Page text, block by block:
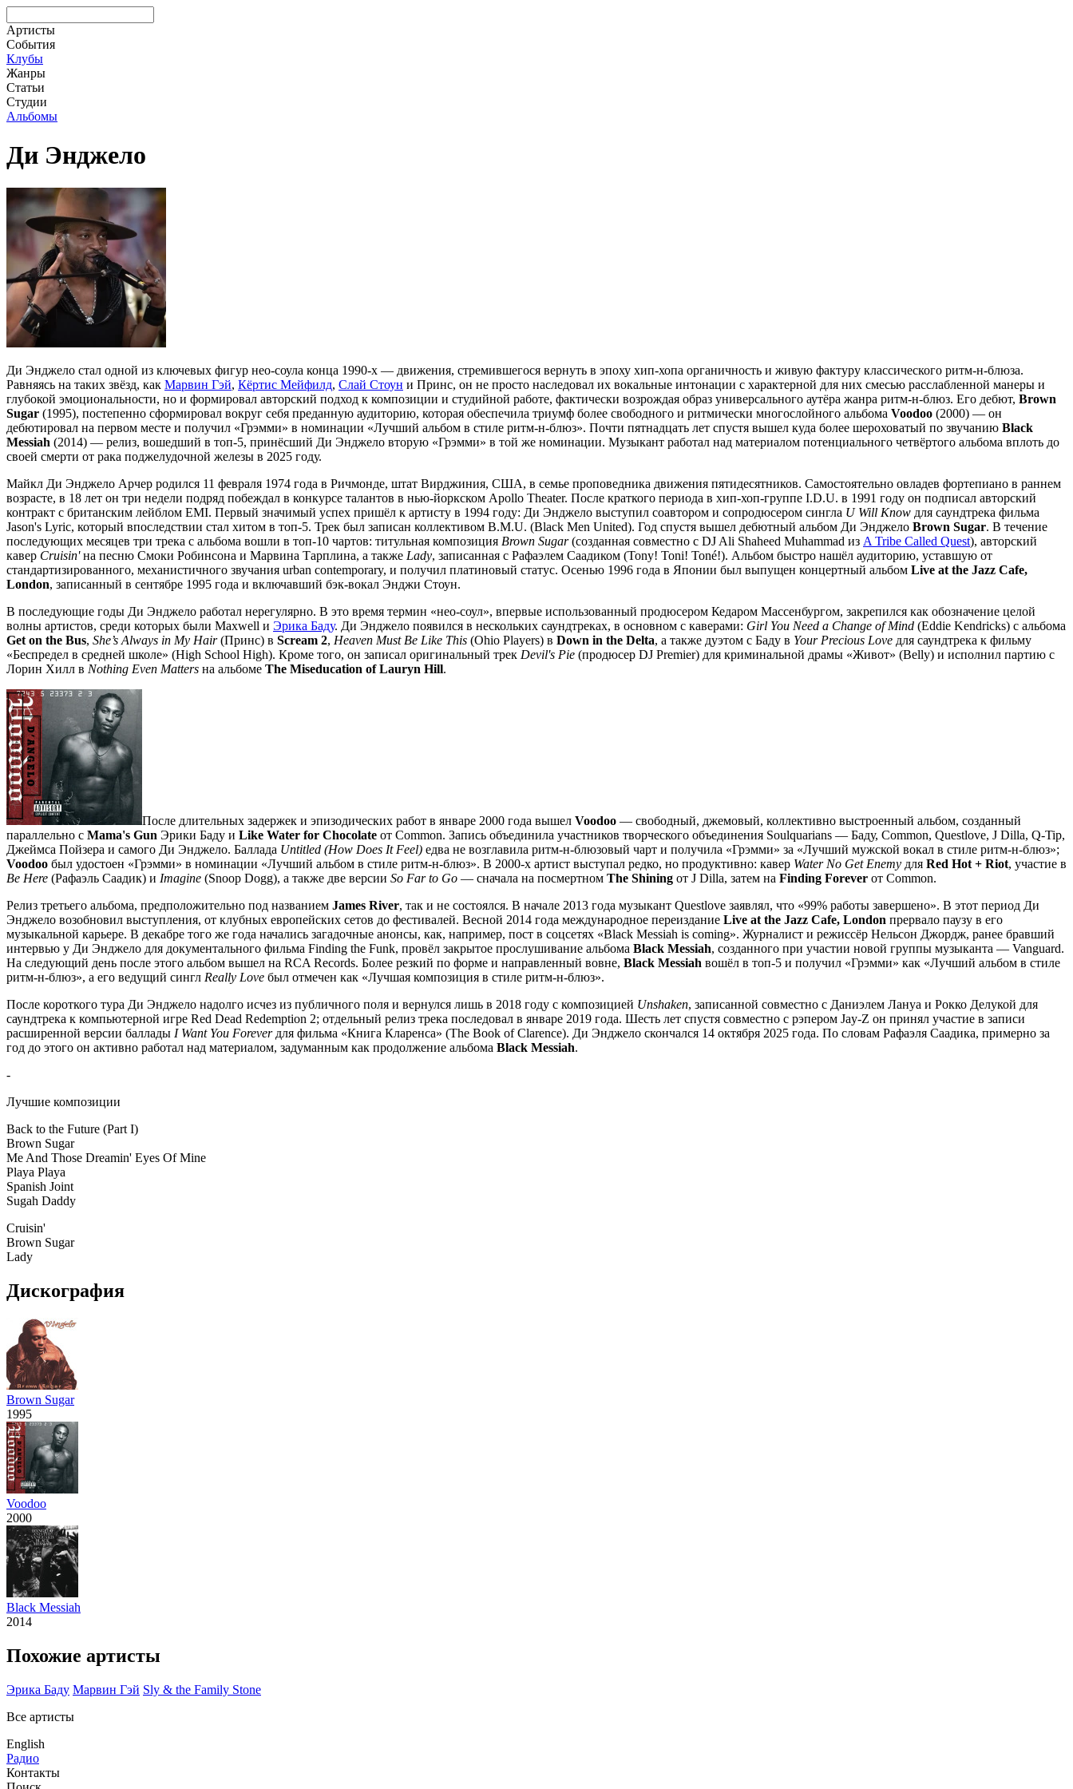
Артисты
События
Клубы
Жанры
Статьи
Студии
Альбомы
Ди Энджело
Ди Энджело стал одной из ключевых фигур нео-соула конца 1990-х — движения, стремившегося вернуть в эпоху хип-хопа органичность и живую фактуру классического ритм-н-блюза.
Равняясь на таких звёзд, как Марвин Гэй, Кёртис Мейфилд, Слай Стоун и Принс, он не просто наследовал их вокальные интонации с характерной для них смесью расслабленной манеры и
глубокой эмоциональности, но и формировал авторский подход к композиции и студийной работе, фактически возрождая образ универсального аутёра жанра ритм-н-блюз. Его дебют, Brown
Sugar (1995), постепенно сформировал вокруг себя преданную аудиторию, которая обеспечила триумф более свободного и ритмически многослойного альбома Voodoo (2000) — он
дебютировал на первом месте и получил «Грэмми» в номинации «Лучший альбом в стиле ритм-н-блюз». Почти пятнадцать лет спустя вышел куда более шероховатый по звучанию Black
Messiah (2014) — релиз, вошедший в топ-5, принёсший Ди Энджело вторую «Грэмми» в той же номинации. Музыкант работал над материалом потенциального четвёртого альбома вплоть до
своей смерти от рака поджелудочной железы в 2025 году.
Майкл Ди Энджело Арчер родился 11 февраля 1974 года в Ричмонде, штат Вирджиния, США, в семье проповедника движения пятидесятников. Самостоятельно овладев фортепиано в раннем
возрасте, в 18 лет он три недели подряд побеждал в конкурсе талантов в нью-йоркском Apollo Theater. После краткого периода в хип-хоп-группе I.D.U. в 1991 году он подписал авторский
контракт с британским лейблом EMI. Первый значимый успех пришёл к артисту в 1994 году: Ди Энджело выступил соавтором и сопродюсером сингла U Will Know для саундтрека фильма
Jason's Lyric, который впоследствии стал хитом в топ-5. Трек был записан коллективом B.M.U. (Black Men United). Год спустя вышел дебютный альбом Ди Энджело Brown Sugar. В течение
последующих месяцев три трека с альбома вошли в топ-10 чартов: титульная композиция Brown Sugar(созданная совместно с DJ Ali Shaheed Muhammad из A Tribe Called Quest), авторский
кавер Cruisin'на песню Смоки Робинсона и Марвина Тарплина, а также Lady, записанная с Рафаэлем Саадиком (Tony! Toni! Toné!). Альбом быстро нашёл аудиторию, уставшую от
стандартизированного, механистичного звучания urban contemporary, и получил платиновый статус. Осенью 1996 года в Японии был выпущен концертный альбом Live at the Jazz Cafe,
London, записанный в сентябре 1995 года и включавший бэк-вокал Энджи Стоун.
В последующие годы Ди Энджело работал нерегулярно. В это время термин «нео-соул», впервые использованный продюсером Кедаром Массенбургом, закрепился как обозначение целой
волны артистов, среди которых были Maxwell и Эрика Баду. Ди Энджело появился в нескольких саундтреках, в основном с каверами: Girl You Need a Change of Mind (Eddie Kendricks) с альбома
Get on the Bus, She’s Always in My Hair(Принс) в Scream 2, Heaven Must Be Like This (Ohio Players) в Down in the Delta, а также дуэтом с Баду в Your Precious Love для саундтрека к фильму
«Беспредел в средней школе» (High School High). Кроме того, он записал оригинальный трек Devil's Pie (продюсер DJ Premier) для криминальной драмы «Живот» (Belly) и исполнил партию с
Лорин Хилл в Nothing Even Matters на альбоме The Miseducation of Lauryn Hill.
После длительных задержек и эпизодических работ в январе 2000 года вышел Voodoo — свободный, джемовый, коллективно выстроенный альбом, созданный
параллельно с Mama's Gun Эрики Баду и Like Water for Chocolate от Common. Запись объединила участников творческого объединения Soulquarians — Баду, Common, Questlove, J Dilla, Q-Tip,
Джеймса Пойзера и самого Ди Энджело. Баллада Untitled (How Does It Feel) едва не возглавила ритм-н-блюзовый чарт и получила «Грэмми» за «Лучший мужской вокал в стиле ритм-н-блюз»;
Voodoo был удостоен «Грэмми» в номинации «Лучший альбом в стиле ритм-н-блюз». В 2000-х артист выступал редко, но продуктивно: кавер Water No Get Enemy для Red Hot + Riot, участие в
Be Here (Рафаэль Саадик) и Imagine (Snoop Dogg), а также две версии So Far to Go — сначала на посмертном The Shining от J Dilla, затем на Finding Forever от Common.
Релиз третьего альбома, предположительно под названием James River, так и не состоялся. В начале 2013 года музыкант Questlove заявлял, что «99% работы завершено». В этот период Ди
Энджело возобновил выступления, от клубных европейских сетов до фестивалей. Весной 2014 года международное переиздание Live at the Jazz Cafe, London прервало паузу в его
музыкальной карьере. В декабре того же года начались загадочные анонсы, как, например, пост в соцсетях «Black Messiah is coming». Журналист и режиссёр Нельсон Джордж, ранее бравший
интервью у Ди Энджело для документального фильма Finding the Funk, провёл закрытое прослушивание альбома Black Messiah, созданного при участии новой группы музыканта — Vanguard.
На следующий день после этого альбом вышел на RCA Records. Более резкий по форме и направленный вовне, Black Messiah вошёл в топ-5 и получил «Грэмми» как «Лучший альбом в стиле
ритм-н-блюз», а его ведущий сингл Really Love был отмечен как «Лучшая композиция в стиле ритм-н-блюз».
После короткого тура Ди Энджело надолго исчез из публичного поля и вернулся лишь в 2018 году с композицией Unshaken, записанной совместно с Даниэлем Лануа и Рокко Делукой для
саундтрека к компьютерной игре Red Dead Redemption 2; отдельный релиз трека последовал в январе 2019 года. Шесть лет спустя совместно с рэпером Jay-Z он принял участие в записи
расширенной версии баллады I Want You Foreverдля фильма «Книга Кларенса» (The Book of Clarence). Ди Энджело скончался 14 октября 2025 года. По словам Рафаэля Саадика, примерно за
год до этого он активно работал над материалом, задуманным как продолжение альбома Black Messiah.
-
Лучшие композиции
Back to the Future (Part I)
Brown Sugar
Me And Those Dreamin' Eyes Of Mine
Playa Playa
Spanish Joint
Sugah Daddy
Cruisin'
Brown Sugar
Lady
Дискография
Brown Sugar
1995
Voodoo
2000
Black Messiah
2014
Похожие артисты
Эрика Баду Марвин Гэй Sly & the Family Stone
Все артисты
English
Радио
Контакты